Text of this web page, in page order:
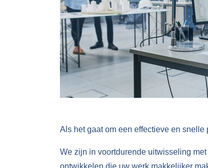
Als het gaat om een effectieve en
We zijn in voortdurende uitwisseling
ontwikkelen die uw werk makkelijker